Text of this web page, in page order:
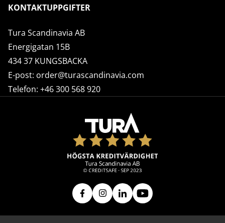
KONTAKTUPPGIFTER
Tura Scandinavia AB
Energigatan 15B
434 37 KUNGSBACKA
E-post: order@turascandinavia.com
Telefon: +46 300 568 920